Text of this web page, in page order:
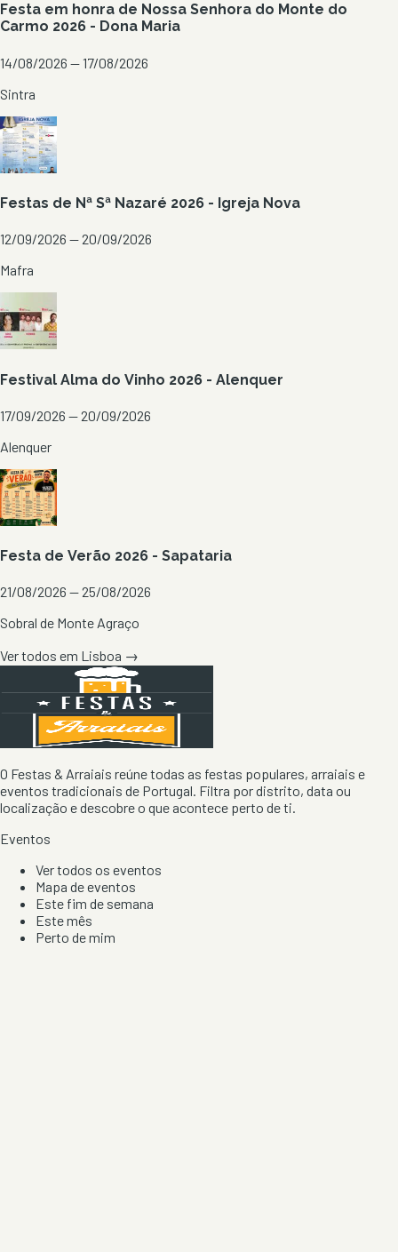
Festa em honra de Nossa Senhora do Monte do
Carmo 2026 - Dona Maria
14/08/2026 — 17/08/2026
Sintra
Festas de Nª Sª Nazaré 2026 - Igreja Nova
12/09/2026 — 20/09/2026
Mafra
Festival Alma do Vinho 2026 - Alenquer
17/09/2026 — 20/09/2026
Alenquer
Festa de Verão 2026 - Sapataria
21/08/2026 — 25/08/2026
Sobral de Monte Agraço
Ver todos em Lisboa →
O Festas & Arraiais reúne todas as festas populares, arraiais e
eventos tradicionais de Portugal. Filtra por distrito, data ou
localização e descobre o que acontece perto de ti.
Eventos
Ver todos os eventos
Mapa de eventos
Este fim de semana
Este mês
Perto de mim